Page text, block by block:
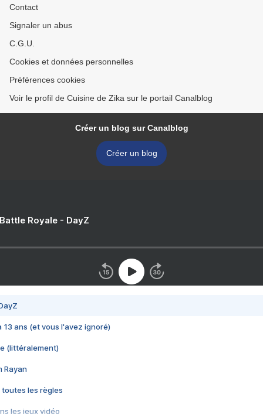
Contact
Signaler un abus
C.G.U.
Cookies et données personnelles
Préférences cookies
Voir le profil de Cuisine de Zika sur le portail Canalblog
Créer un blog sur Canalblog
Créer un blog
Royale - DayZ
13 ans (et vous l'avez ignoré)
(littéralement)
Rayan
toutes les règles
les jeux vidéo